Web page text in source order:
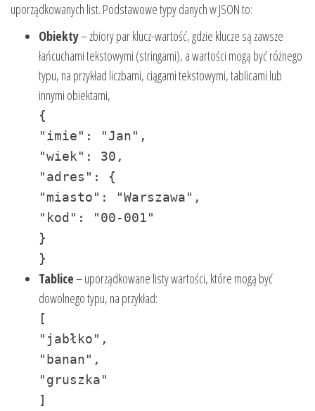
uporządkowanych list. Podstawowe typy danych w JSON to:
Obiekty– zbiory par klucz-wartość, gdzie klucze są zawsze
łańcuchami tekstowymi (stringami), a wartości mogą być różnego
typu, na przykład liczbami, ciągami tekstowymi, tablicami lub
innymi obiektami,
{
"imie": "Jan",
"wiek": 30,
"adres": {
"miasto": "Warszawa",
"kod": "00-001"
}
}
Tablice– uporządkowane listy wartości, które mogą być
dowolnego typu, na przykład:
[
"jabłko",
"banan",
"gruszka"
]